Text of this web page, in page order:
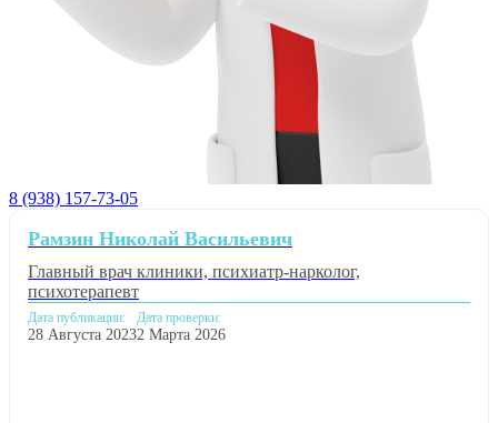
8 (938) 157-73-05
Рамзин Николай Васильевич
Главный врач клиники, психиатр-нарколог,
психотерапевт
Дата публикации:
28 Августа 2023
Дата проверки:
2 Марта 2026